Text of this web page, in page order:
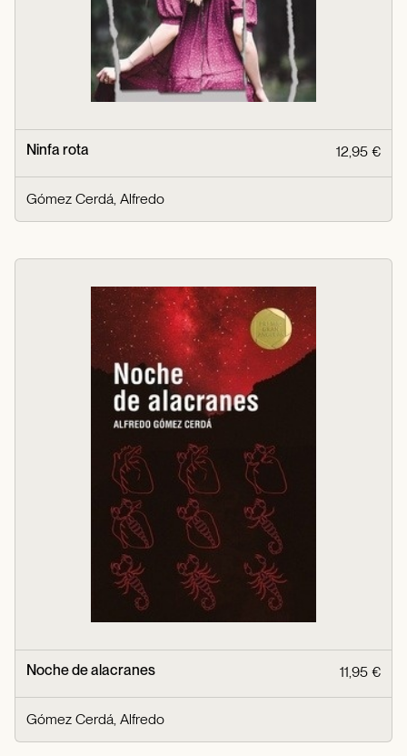
Ninfa rota 12,95 €
Gómez Cerdá, Alfredo
Noche de alacranes 11,95 €
Gómez Cerdá, Alfredo